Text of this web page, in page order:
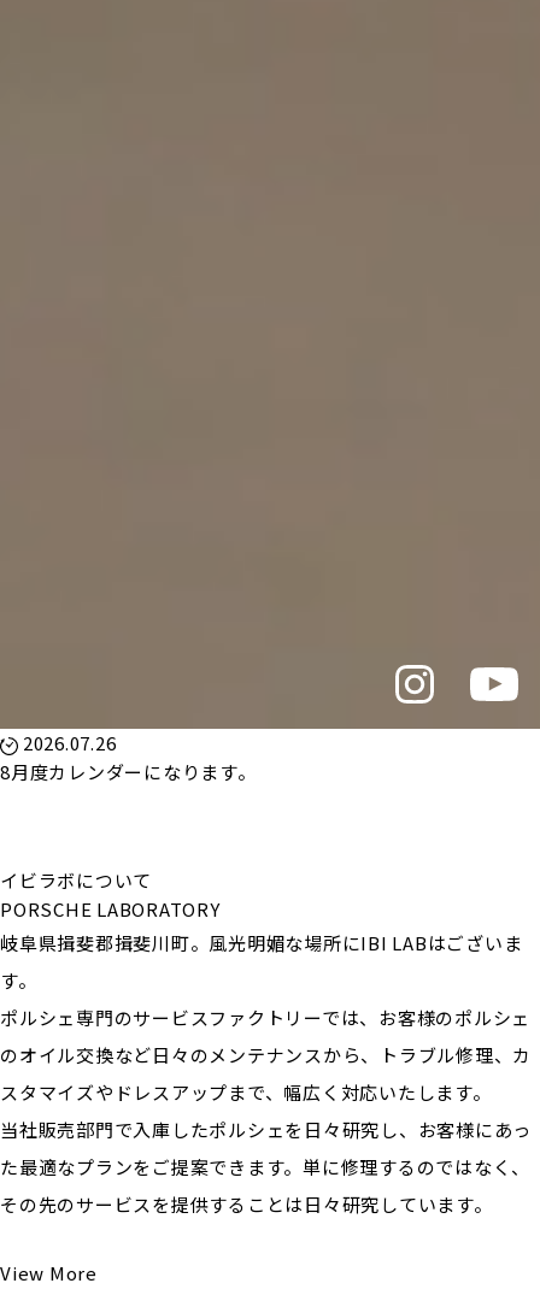
2026.07.26
8月度カレンダーになります。
イビラボについて
PORSCHE LABORATORY
岐阜県揖斐郡揖斐川町。風光明媚な場所にIBI LABはございま
す。
ポルシェ専門のサービスファクトリーでは、お客様のポルシェ
のオイル交換など日々のメンテナンスから、トラブル修理、カ
スタマイズやドレスアップまで、幅広く対応いたします。
当社販売部門で入庫したポルシェを日々研究し、お客様にあっ
た最適なプランをご提案できます。単に修理するのではなく、
その先のサービスを提供することは日々研究しています。
View More